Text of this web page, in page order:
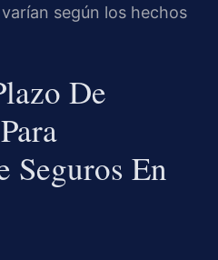
según los hechos
De
Seguros En